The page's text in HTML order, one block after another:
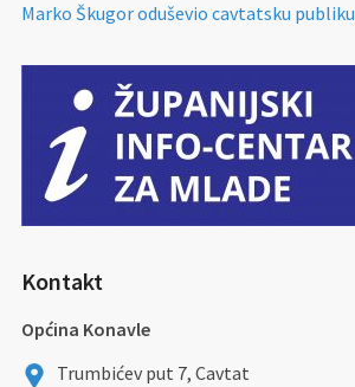
Marko Škugor oduševio cavtatsku publiku
Kontakt
Općina Konavle
Trumbićev put 7, Cavtat